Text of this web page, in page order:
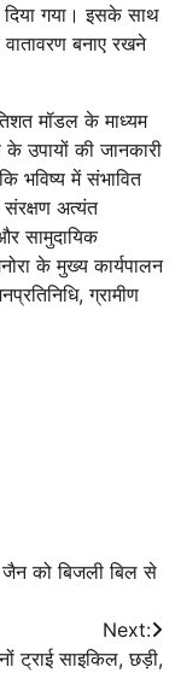
गया। इसके साथ
बनाए रखने
मॉडल के माध्यम
उपायों की जानकारी
भविष्य में संभावित
अत्यंत
सामुदायिक
के मुख्य कार्यपालन
ग्रामीण
जैन को बिजली बिल से
Next:
ट्राई साइकिल, छड़ी,